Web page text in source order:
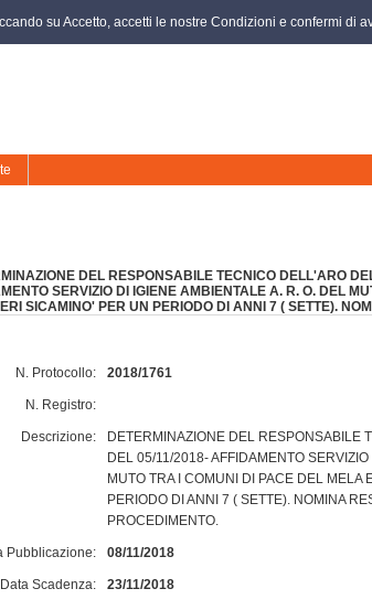
DEL RESPONSABILE TECNICO DELL'ARO
SERVIZIO DI IGIENE AMBIENTALE A. R. O. DEL
SICAMINO' PER UN PERIODO DI ANNI 7 ( SETTE).
N. Protocollo: 2018/1761
N. Registro:
Descrizione:
DETERMINAZIONE DEL RESPONSABILE
DEL 05/11/2018- AFFIDAMENTO
MUTO TRA I COMUNI DI PACE DEL MELA
PERIODO DI ANNI 7 ( SETTE). NOMINA
PROCEDIMENTO.
Pubblicazione: 08/11/2018
Data Scadenza: 23/11/2018
su Accetto, accetti le nostre Condizioni e confermi di